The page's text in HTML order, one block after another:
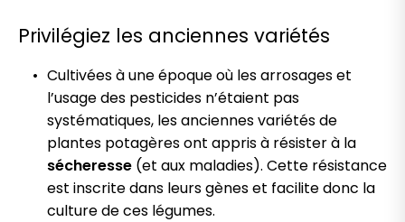
Privilégiez les anciennes variétés
Cultivées à une époque où les arrosages et
l’usage des pesticides n’étaient pas
systématiques, les anciennes variétés de
plantes potagères ont appris à résister à la
sécheresse (et aux maladies). Cette résistance
est inscrite dans leurs gènes et facilite donc la
culture de ces légumes.